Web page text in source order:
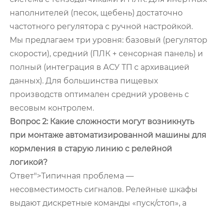
наполнителей (песок, щебень) достаточно
частотного регулятора с ручной настройкой.
Мы предлагаем три уровня: базовый (регулятор
скорости), средний (ПЛК + сенсорная панель) и
полный (интеграция в АСУ ТП с архивацией
данных). Для большинства пищевых
производств оптимален средний уровень с
весовым контролем.
Вопрос 2: Какие сложности могут возникнуть
при монтаже автоматизированной машины для
кормления в старую линию с релейной
логикой?
Ответ">Типичная проблема —
несовместимость сигналов. Релейные шкафы
выдают дискретные команды «пуск/стоп», а